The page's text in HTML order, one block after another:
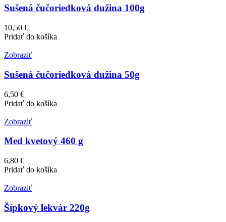
Sušená čučoriedková dužina 100g
10,50 €
Pridať do košíka
Zobraziť
Sušená čučoriedková dužina 50g
6,50 €
Pridať do košíka
Zobraziť
Med kvetový 460 g
6,80 €
Pridať do košíka
Zobraziť
Šípkový lekvár 220g